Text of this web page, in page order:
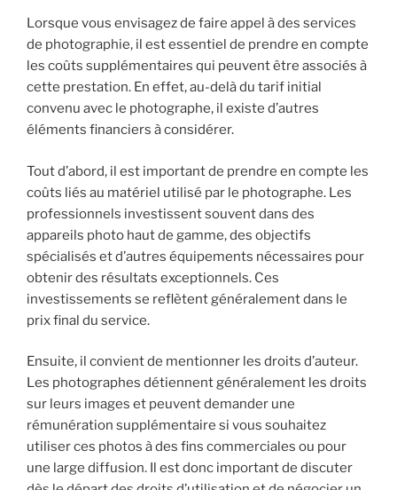
Lorsque vous envisagez de faire appel à des services
de photographie, il est essentiel de prendre en compte
les coûts supplémentaires qui peuvent être associés à
cette prestation. En effet, au-delà du tarif initial
convenu avec le photographe, il existe d’autres
éléments financiers à considérer.
Tout d’abord, il est important de prendre en compte les
coûts liés au matériel utilisé par le photographe. Les
professionnels investissent souvent dans des
appareils photo haut de gamme, des objectifs
spécialisés et d’autres équipements nécessaires pour
obtenir des résultats exceptionnels. Ces
investissements se reflètent généralement dans le
prix final du service.
Ensuite, il convient de mentionner les droits d’auteur.
Les photographes détiennent généralement les droits
sur leurs images et peuvent demander une
rémunération supplémentaire si vous souhaitez
utiliser ces photos à des fins commerciales ou pour
une large diffusion. Il est donc important de discuter